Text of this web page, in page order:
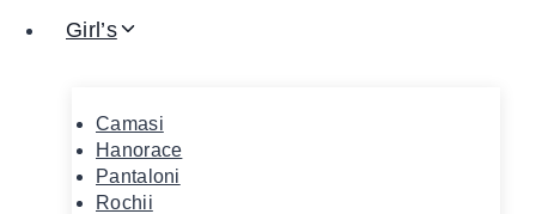
Girl’s
Camasi
Hanorace
Pantaloni
Rochii